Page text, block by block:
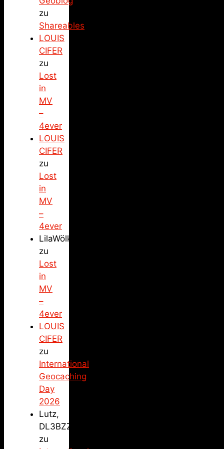
zu
Shareables
LOUIS
CIFER
zu
Lost
in
MV
–
4ever
LOUIS
CIFER
zu
Lost
in
MV
–
4ever
LilaWölkchen
zu
Lost
in
MV
–
4ever
LOUIS
CIFER
zu
International
Geocaching
Day
2026
Lutz,
DL3BZZ
zu